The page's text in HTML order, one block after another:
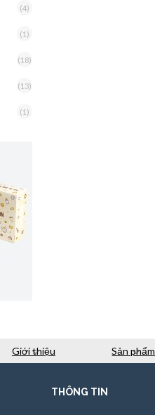
(4)
(1)
(18)
(13)
(1)
Giới thiệu Sản phẩm
THÔNG TIN